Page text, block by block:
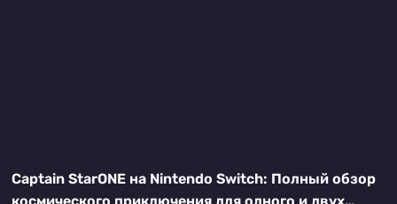
Captain StarONE на Nintendo Switch: Полный обзор